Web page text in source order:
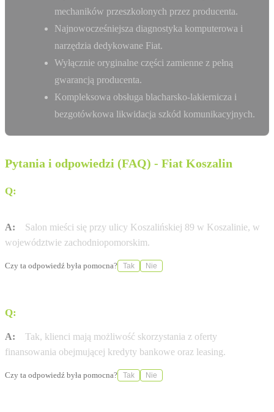
mechaników przeszkolonych przez producenta.
Najnowocześniejsza diagnostyka komputerowa i
narzędzia dedykowane Fiat.
Wyłącznie oryginalne części zamienne z pełną
gwarancją producenta.
Kompleksowa obsługa blacharsko-lakiernicza i
bezgotówkowa likwidacja szkód komunikacyjnych.
Pytania i odpowiedzi (FAQ) - Fiat Koszalin
Q:
A:
Salon mieści się przy ulicy Koszalińskiej 89 w Koszalinie, w
województwie zachodniopomorskim.
Czy ta odpowiedź była pomocna? Tak Nie
Q:
A:
Tak, klienci mają możliwość skorzystania z oferty
finansowania obejmującej kredyty bankowe oraz leasing.
Czy ta odpowiedź była pomocna? Tak Nie